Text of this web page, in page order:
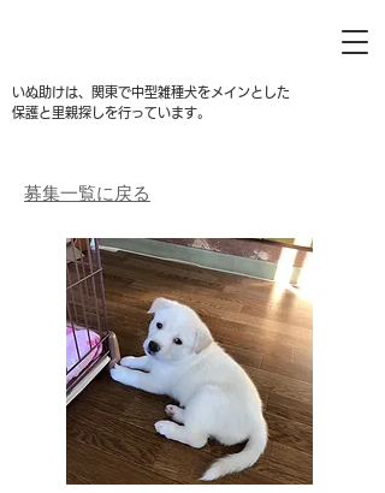
いぬ助けは、関東で中型雑種犬をメインとした
保護と里親探しを行っています。
募集一覧に戻る